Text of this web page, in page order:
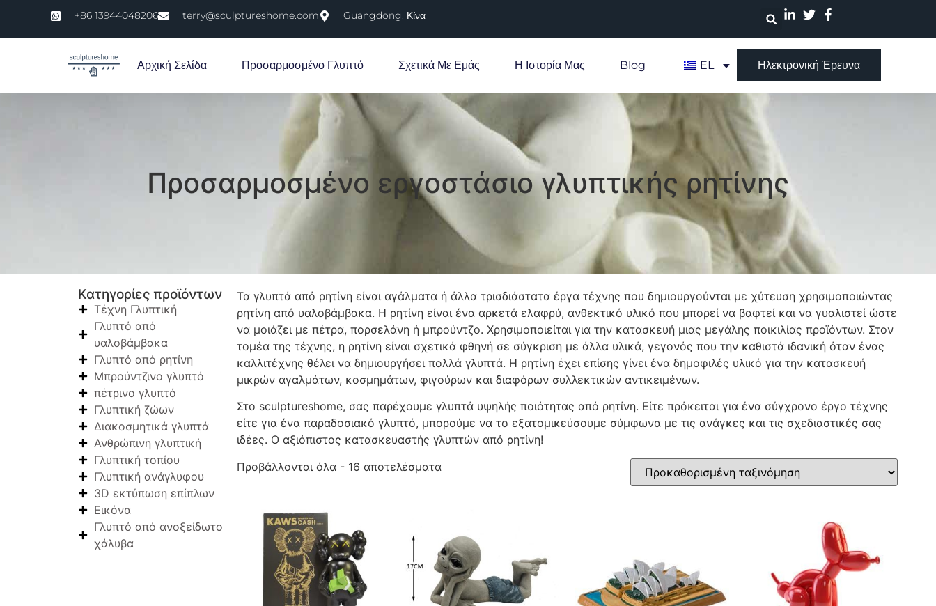
+86 13944048206 terry@sculptureshome.com Guangdong, Κίνα
Αρχική Σελίδα Προσαρμοσμένο Γλυπτό Σχετικά Με Εμάς Η Ιστορία Μας Blog EL Ηλεκτρονική Έρευνα
Προσαρμοσμένο εργοστάσιο γλυπτικής ρητίνης
Κατηγορίες προϊόντων
Τέχνη Γλυπτική
Γλυπτό από
υαλοβάμβακα
Γλυπτό από ρητίνη
Μπρούντζινο γλυπτό
πέτρινο γλυπτό
Γλυπτική ζώων
Διακοσμητικά γλυπτά
Ανθρώπινη γλυπτική
Γλυπτική τοπίου
Γλυπτική ανάγλυφου
3D εκτύπωση επίπλων
Εικόνα
Γλυπτό από ανοξείδωτο
χάλυβα
Τα γλυπτά από ρητίνη είναι αγάλματα ή άλλα τρισδιάστατα έργα τέχνης που δημιουργούνται με χύτευση χρησιμοποιώντας
ρητίνη από υαλοβάμβακα. Η ρητίνη είναι ένα αρκετά ελαφρύ, ανθεκτικό υλικό που μπορεί να βαφτεί και να γυαλιστεί ώστε
να μοιάζει με πέτρα, πορσελάνη ή μπρούντζο. Χρησιμοποιείται για την κατασκευή μιας μεγάλης ποικιλίας προϊόντων. Στον
τομέα της τέχνης, η ρητίνη είναι σχετικά φθηνή σε σύγκριση με άλλα υλικά, γεγονός που την καθιστά ιδανική όταν ένας
καλλιτέχνης θέλει να δημιουργήσει πολλά γλυπτά. Η ρητίνη έχει επίσης γίνει ένα δημοφιλές υλικό για την κατασκευή
μικρών αγαλμάτων, κοσμημάτων, φιγούρων και διαφόρων συλλεκτικών αντικειμένων.
Στο sculptureshome, σας παρέχουμε γλυπτά υψηλής ποιότητας από ρητίνη. Είτε πρόκειται για ένα σύγχρονο έργο τέχνης
είτε για ένα παραδοσιακό γλυπτό, μπορούμε να το εξατομικεύσουμε σύμφωνα με τις ανάγκες και τις σχεδιαστικές σας
ιδέες. Ο αξιόπιστος κατασκευαστής γλυπτών από ρητίνη!
Προβάλλονται όλα - 16 αποτελέσματα